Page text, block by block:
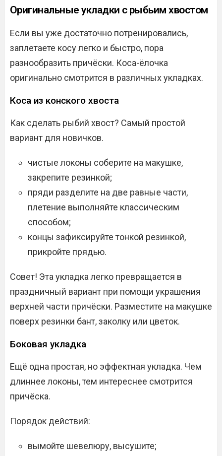
Оригинальные укладки с рыбьим хвостом
Если вы уже достаточно потренировались,
заплетаете косу легко и быстро, пора
разнообразить причёски. Коса-ёлочка
оригинально смотрится в различных укладках.
Коса из конского хвоста
Как сделать рыбий хвост? Самый простой
вариант для новичков.
чистые локоны соберите на макушке,
закрепите резинкой;
пряди разделите на две равные части,
плетение выполняйте классическим
способом;
концы зафиксируйте тонкой резинкой,
прикройте прядью.
Совет! Эта укладка легко превращается в
праздничный вариант при помощи украшения
верхней части причёски. Разместите на макушке
поверх резинки бант, заколку или цветок.
Боковая укладка
Ещё одна простая, но эффектная укладка. Чем
длиннее локоны, тем интереснее смотрится
причёска.
Порядок действий:
вымойте шевелюру, высушите;